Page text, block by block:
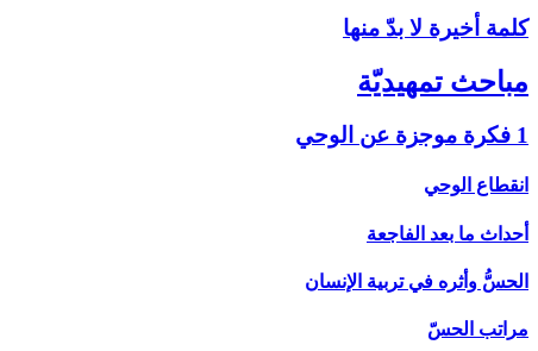
كلمة أخيرة لا بدّ منها
مباحث تمهيديّة
1 فكرة موجزة عن الوحي‏
انقطاع الوحي
أحداث ما بعد الفاجعة
الحسُّ وأثره في تربية الإنسان
مراتب الحسّ